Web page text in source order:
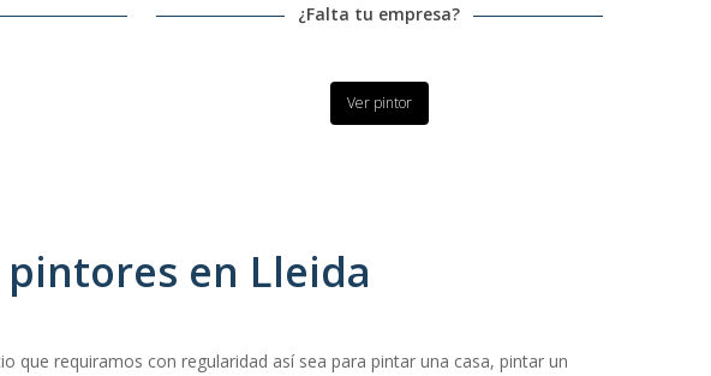
¿Falta tu empresa?
Ver pintor
en Lleida
que requiramos con regularidad así sea para pintar una casa, pintar un